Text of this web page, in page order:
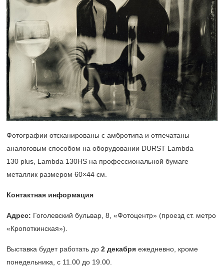
Фотографии отсканированы с амбротипа и отпечатаны
аналоговым способом на оборудовании DURST Lambda
130 plus, Lambda 130HS на профессиональной бумаге
металлик размером 60×44 см.
Контактная информация
Адрес: Гоголевский бульвар, 8, «Фотоцентр» (проезд ст. метро
«Кропоткинская»).
Выставка будет работать до 2 декабря ежедневно, кроме
понедельника, с 11.00 до 19.00.